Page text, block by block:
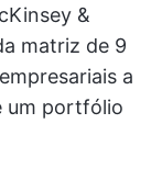
&
matriz de 9
a
um portfólio